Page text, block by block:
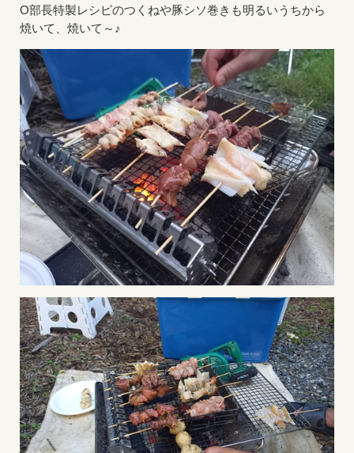
O部長特製レシピのつくねや豚シソ巻きも明るいうちから
焼いて、焼いて～♪